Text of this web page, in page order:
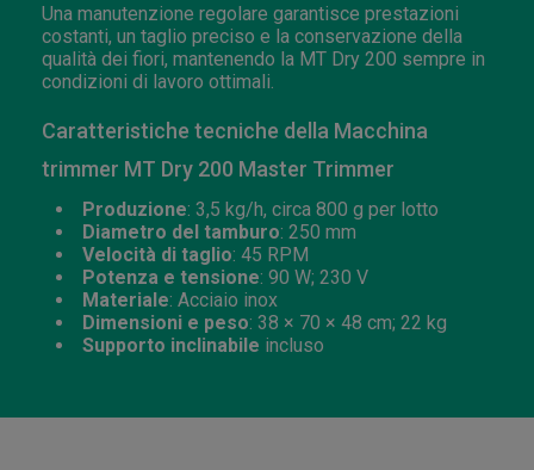
Una manutenzione regolare garantisce prestazioni
costanti, un taglio preciso e la conservazione della
qualità dei fiori, mantenendo la MT Dry 200 sempre in
condizioni di lavoro ottimali.
Caratteristiche tecniche della Macchina
trimmer MT Dry 200 Master Trimmer
Produzione: 3,5 kg/h, circa 800 g per lotto
Diametro del tamburo: 250 mm
Velocità di taglio: 45 RPM
Potenza e tensione: 90 W; 230 V
Materiale: Acciaio inox
Dimensioni e peso: 38 × 70 × 48 cm; 22 kg
Supporto inclinabile incluso